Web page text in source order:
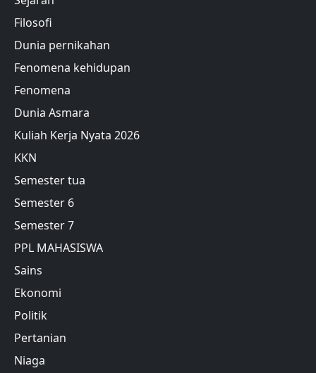
Filosofi
Dunia pernikahan
Fenomena kehidupan
Fenomena
Dunia Asmara
Kuliah Kerja Nyata 2026
KKN
Semester tua
Semester 6
Semester 7
PPL MAHASISWA
Sains
Ekonomi
Politik
Pertanian
Niaga